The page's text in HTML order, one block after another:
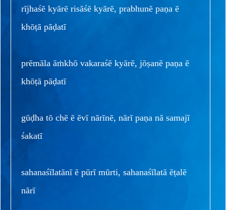
rījhaśē kyārē risāśē kyārē, prabhunē paṇa ē
khōṭā pāḍatī
prēmāla āṁkhō vakaraśē kyārē, jōṣanē paṇa ē
khōṭā pāḍatī
gūḍha tō chē ē ēvī nārīnē, nārī paṇa nā samajī
śakatī
sahanaśīlatānī ē pūrī mūrti, sahanaśīlatā ēṭalē
nārī